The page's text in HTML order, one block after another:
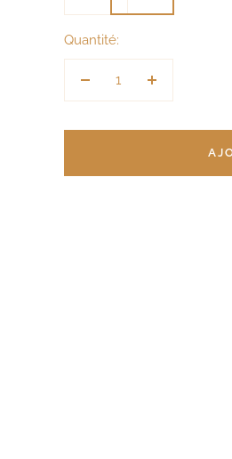
Quantité:
Réduire
quantité
Augmenter
quantité